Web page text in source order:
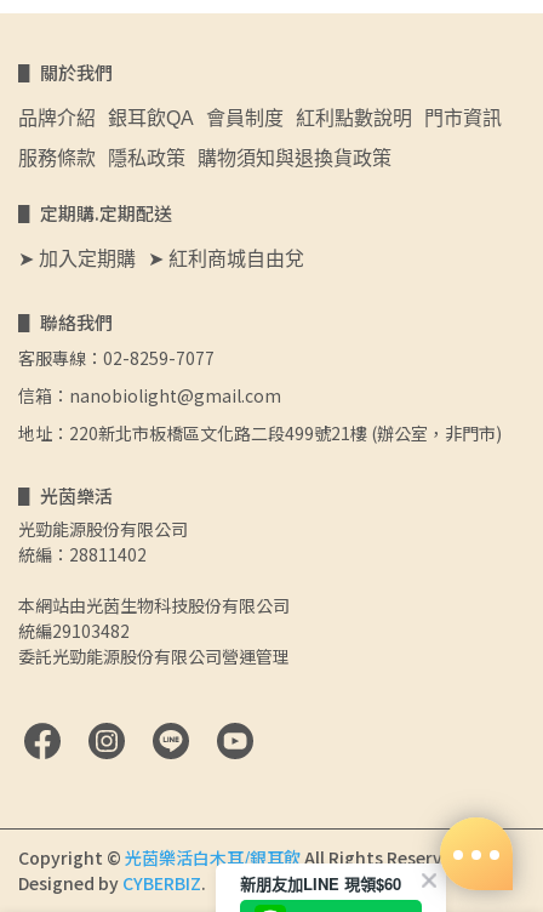
▋ 關於我們
品牌介紹 銀耳飲QA 會員制度 紅利點數說明
門市資訊
服務條款
隱私政策 購物須知與退換貨政策
▋ 定期購.定期配送
➤ 加入定期購 ➤ 紅利商城自由兌
▋ 聯絡我們
客服專線：02-8259-7077
信箱：nanobiolight@gmail.com
地址：220新北市板橋區文化路二段499號21樓 (辦公室，非門市)
▋ 光茵樂活
光勁能源股份有限公司
統編：28811402
本網站由光茵生物科技股份有限公司
統編29103482
委託光勁能源股份有限公司營運管理
Copyright © 光茵樂活白木耳/銀耳飲All Rights Reserved.
Designed by CYBERBIZ. 新朋友加LINE 現領$60